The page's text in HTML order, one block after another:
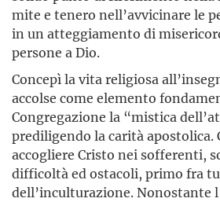
mite e tenero nell’avvicinare le
in un atteggiamento di
persone a Dio.
Concepì la vita religiosa
accolse come elemento
Congregazione la “mistica
prediligendo la carità apostolica.
accogliere Cristo nei sofferenti,
difficoltà ed ostacoli, primo fra
dell’inculturazione. Nonostante